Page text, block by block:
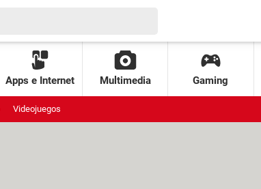
Apps e Internet Multimedia Gaming
Videojuegos